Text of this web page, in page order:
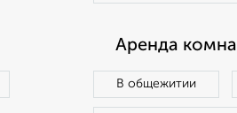
Аренда
В общежитии